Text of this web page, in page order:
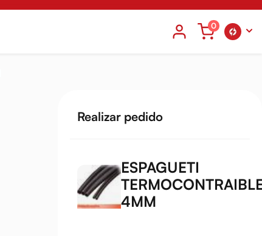
0
Realizar pedido
ESPAGUETI
4MM